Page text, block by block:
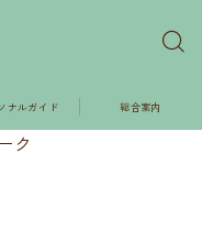
ナルガイド 総合案内
ク